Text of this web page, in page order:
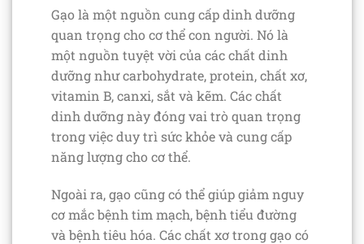
Gạo là một nguồn cung cấp dinh dưỡng
quan trọng cho cơ thể con người. Nó là
một nguồn tuyệt vời của các chất dinh
dưỡng như carbohydrate, protein, chất xơ,
vitamin B, canxi, sắt và kẽm. Các chất
dinh dưỡng này đóng vai trò quan trọng
trong việc duy trì sức khỏe và cung cấp
năng lượng cho cơ thể.
Ngoài ra, gạo cũng có thể giúp giảm nguy
cơ mắc bệnh tim mạch, bệnh tiểu đường
và bệnh tiêu hóa. Các chất xơ trong gạo có